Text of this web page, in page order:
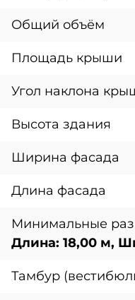
Общий объём
Площадь крыши
Угол наклона
Высота здания
Ширина фасада
Длина фасада
Минимальные
Длина: 18,00 м,
Тамбур